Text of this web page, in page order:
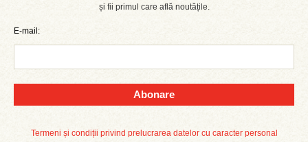
și fii primul care află noutățile.
E-mail:
Abonare
Termeni și condiții privind prelucrarea datelor cu caracter personal